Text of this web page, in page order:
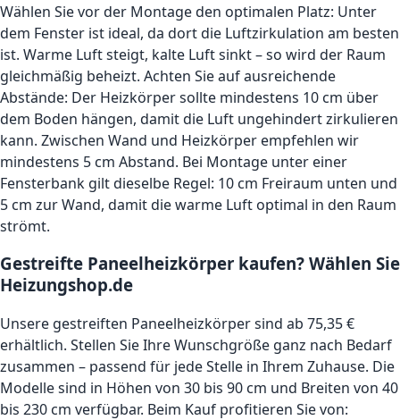
Wählen Sie vor der Montage den optimalen Platz: Unter
dem Fenster ist ideal, da dort die Luftzirkulation am besten
ist. Warme Luft steigt, kalte Luft sinkt – so wird der Raum
gleichmäßig beheizt. Achten Sie auf ausreichende
Abstände: Der Heizkörper sollte mindestens 10 cm über
dem Boden hängen, damit die Luft ungehindert zirkulieren
kann. Zwischen Wand und Heizkörper empfehlen wir
mindestens 5 cm Abstand. Bei Montage unter einer
Fensterbank gilt dieselbe Regel: 10 cm Freiraum unten und
5 cm zur Wand, damit die warme Luft optimal in den Raum
strömt.
Gestreifte Paneelheizkörper kaufen? Wählen Sie
Heizungshop.de
Unsere gestreiften Paneelheizkörper sind ab 75,35 €
erhältlich. Stellen Sie Ihre Wunsch­größe ganz nach Bedarf
zusammen – passend für jede Stelle in Ihrem Zuhause. Die
Modelle sind in Höhen von 30 bis 90 cm und Breiten von 40
bis 230 cm verfügbar. Beim Kauf profitieren Sie von: